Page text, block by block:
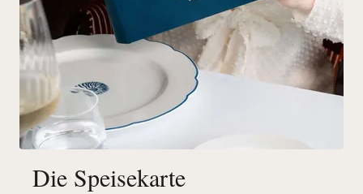
Die Speisekarte